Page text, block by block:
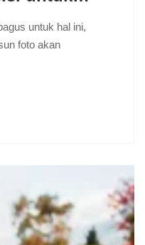
untuk hal ini,
foto akan